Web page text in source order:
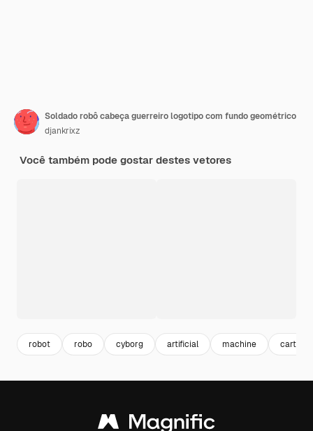
Soldado robô cabeça guerreiro logotipo com fundo geométrico
djankrixz
Você também pode gostar destes vetores
robot robo cyborg artificial machine